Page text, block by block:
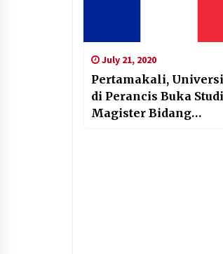
July 21, 2020
Pertamakali,
di Perancis Buka Studi
Magister Bidang